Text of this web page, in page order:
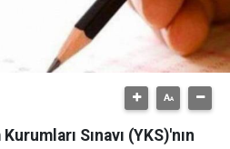
Sınavı (YKS)'nın